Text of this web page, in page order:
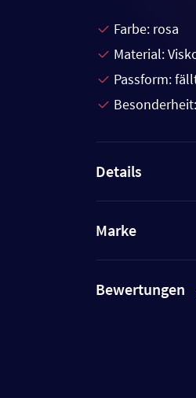
Farbe: rosa
Material:
Passform:
Details
Marke
Bewertungen